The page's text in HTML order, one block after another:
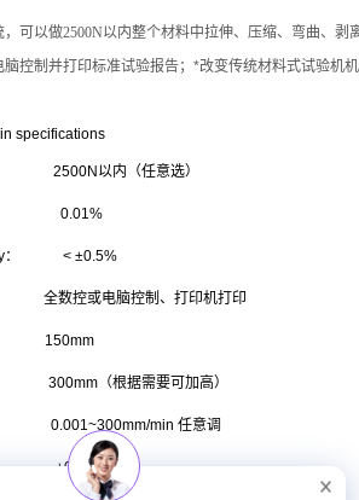
可以做2500N以内整个材料中拉伸、压缩、弯曲、剥
控制并打印标准试验报告； *改变传统材料式试验机
specifications
2500N以内（任意选）
： 0.01%
： < ±0.5%
控或电脑控制、打印机打印
150mm
（根据需要可加高）
0.001~300mm/min 任意调
： ±0.5%以内；